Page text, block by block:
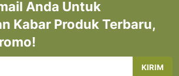
Anda Untuk
Kabar Produk Terbaru,
KIRIM